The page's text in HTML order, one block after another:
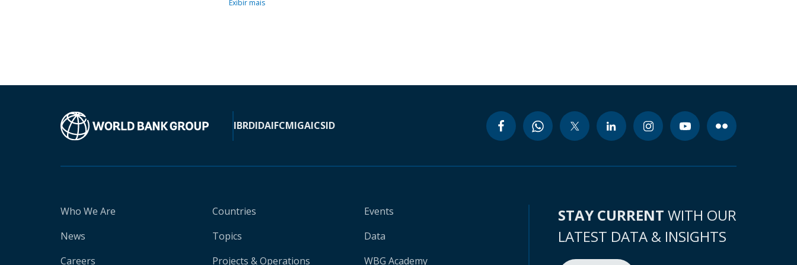
Exibir mais
IBRDIDAIFCMIGAICSID
Who We Are
News
Careers
Countries
Topics
Projects & Operations
Events
Data
WBG Academy
STAY CURRENT WITH OUR
LATEST DATA & INSIGHTS